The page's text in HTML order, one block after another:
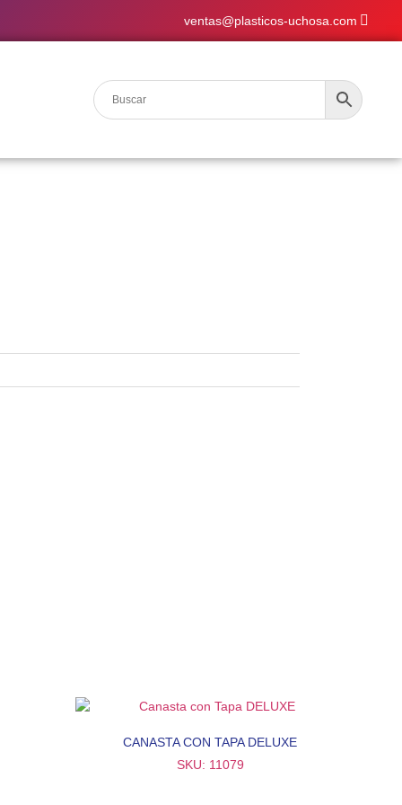
ventas@plasticos-uchosa.com
CANASTA CON TAPA DELUXE
SKU: 11079